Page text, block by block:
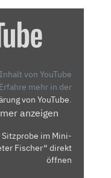
von YouTube
Erfahre mehr in der
von YouTube.
anzeigen
Sitzprobe im Mini-
Fischer“ direkt
öffnen